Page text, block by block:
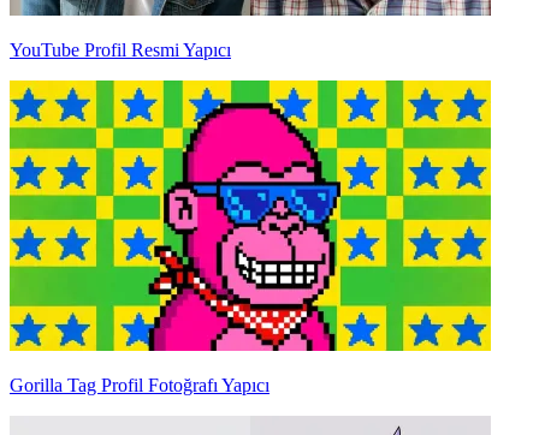
YouTube Profil Resmi Yapıcı
Gorilla Tag Profil Fotoğrafı Yapıcı